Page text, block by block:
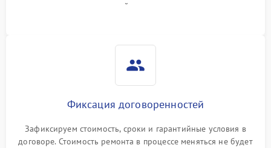
гарантийные условия
Фиксация договоренностей
Зафиксируем стоимость, сроки и гарантийные условия в
договоре. Стоимость ремонта в процессе меняться не будет